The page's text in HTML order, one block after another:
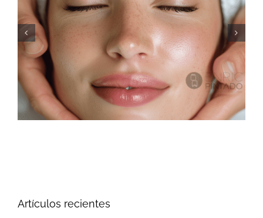
Tratamiento para las arañas vasculares
y telangiectasias
Artículos recientes